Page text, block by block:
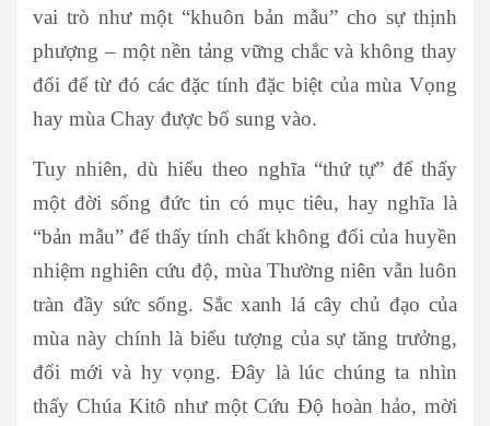
vai trò như một “khuôn bản mẫu” cho sự thịnh
phượng – một nền tảng vững chắc và không thay
đổi để từ đó các đặc tính đặc biệt của mùa Vọng
hay mùa Chay được bổ sung vào.
Tuy nhiên, dù hiểu theo nghĩa “thứ tự” để thấy
một đời sống đức tin có mục tiêu, hay nghĩa là
“bản mẫu” để thấy tính chất không đổi của huyền
nhiệm nghiên cứu độ, mùa Thường niên vẫn luôn
tràn đầy sức sống. Sắc xanh lá cây chủ đạo của
mùa này chính là biểu tượng của sự tăng trưởng,
đổi mới và hy vọng. Đây là lúc chúng ta nhìn
thấy Chúa Kitô như một Cứu Độ hoàn hảo, mời